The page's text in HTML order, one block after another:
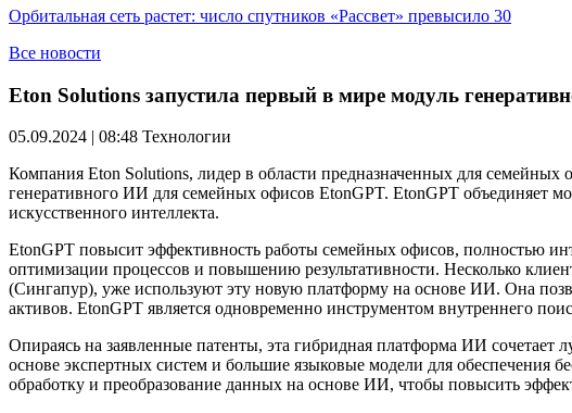
Орбитальная сеть растет: число спутников «Рассвет» превысило 30
Все новости
Eton Solutions запустила первый в мире модуль
05.09.2024 | 08:48 Технологии
Компания Eton Solutions, лидер в области предназначенных для
генеративного ИИ для семейных офисов EtonGPT. EtonGPT
искусственного интеллекта.
EtonGPT повысит эффективность работы семейных офисов, полностью
оптимизации процессов и повышению результативности. Несколько
(Сингапур), уже используют эту новую платформу на основе ИИ. Она
активов. EtonGPT является одновременно инструментом внутреннего
Опираясь на заявленные патенты, эта гибридная платформа ИИ
основе экспертных систем и большие языковые модели для обеспечения
обработку и преобразование данных на основе ИИ, чтобы повысить